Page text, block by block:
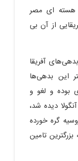
هسته ای مصر
از آن بی
آفریقا
این بدهی‌ها
بوده و لغو و
دیده شد،
گره خورده
تامین